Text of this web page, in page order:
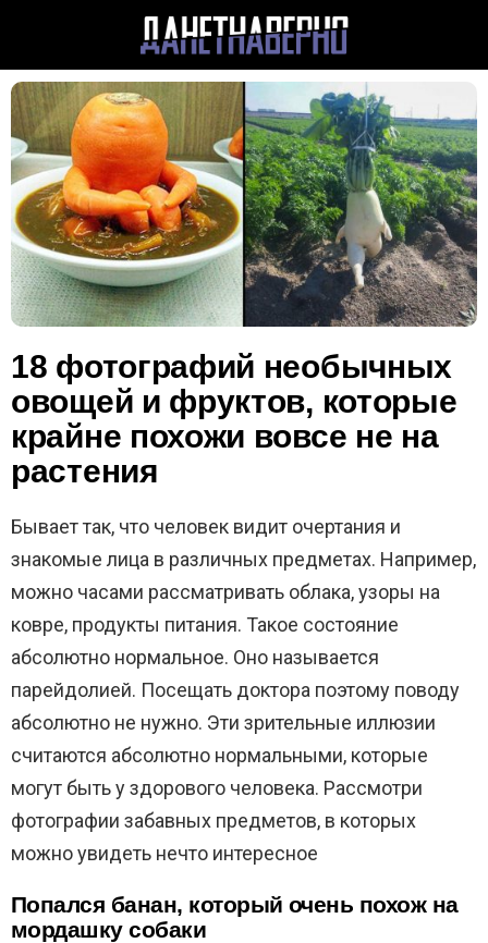
18 фотографий необычных
овощей и фруктов, которые
крайне похожи вовсе не на
растения
Бывает так, что человек видит очертания и
знакомые лица в различных предметах. Например,
можно часами рассматривать облака, узоры на
ковре, продукты питания. Такое состояние
абсолютно нормальное. Оно называется
парейдолией. Посещать доктора поэтому поводу
абсолютно не нужно. Эти зрительные иллюзии
считаются абсолютно нормальными, которые
могут быть у здорового человека. Рассмотри
фотографии забавных предметов, в которых
можно увидеть нечто интересное
Попался банан, который очень похож на
мордашку собаки